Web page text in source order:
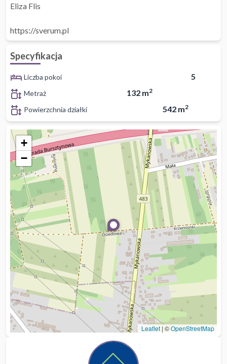
Eliza Flis
https://sverum.pl
Specyfikacja
Liczba pokoi 5
Metraż 132 m2
Powierzchnia działki 542 m2
+
−
Leaflet | ©OpenStreetMap